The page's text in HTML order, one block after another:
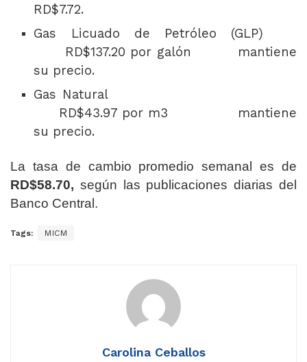
RD$7.72.
Gas Licuado de Petróleo (GLP)
RD$137.20 por galón mantiene
su precio.
Gas Natural
RD$43.97 por m3 mantiene
su precio.
La tasa de cambio promedio semanal es de
RD$58.70, según las publicaciones diarias del
Banco Central.
Tags: MICM
Carolina Ceballos